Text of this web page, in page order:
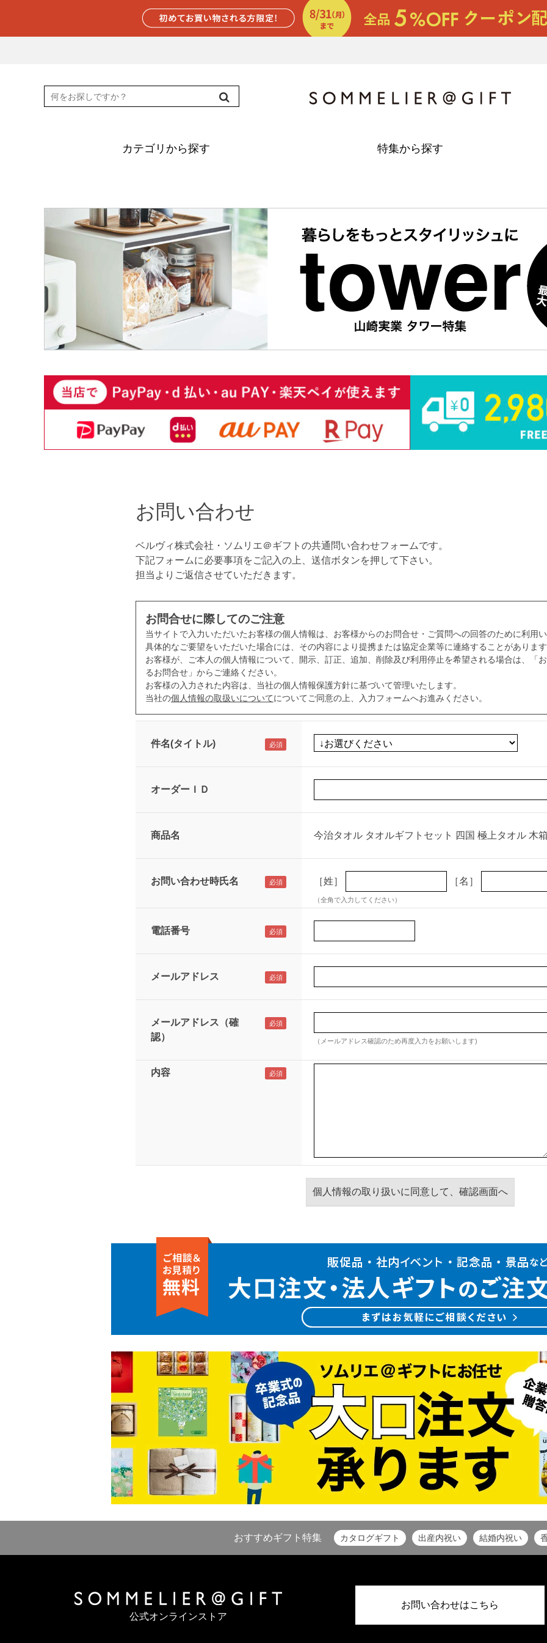
カテゴリから探す 特集から探す
お問い合わせ
ベルヴィ株式会社・ソムリエ＠ギフトの共通問い合わせフォームです。
下記フォームに必要事項をご記入の上、送信ボタンを押して下さい。
担当よりご返信させていただきます。
お問合せに際してのご注意
当サイトで入力いただいたお客様の個人情報は、お客様からのお問合せ・ご質問への回答のために利用
具体的なご要望をいただいた場合には、その内容により提携または協定企業等に連絡することがありま
お客様が、ご本人の個人情報について、開示、訂正、追加、削除及び利用停止を希望される場合は、「
るお問合せ」からご連絡ください。
お客様の入力された内容は、当社の個人情報保護方針に基づいて管理いたします。
当社の個人情報の取扱いについてについてご同意の上、入力フォームへお進みください。
件名(タイトル)
オーダーＩＤ
商品名 今治タオル タオルギフトセット 四国 極上タオル 木
お問い合わせ時氏名 ［姓］ ［名］
（全角で入力してください）
電話番号
メールアドレス
メールアドレス（確
認）
（メールアドレス確認のため再度入力をお願いします)
内容
おすすめギフト特集 カタログギフト 出産内祝い 結婚内祝い
公式オンラインストア
お問い合わせはこちら